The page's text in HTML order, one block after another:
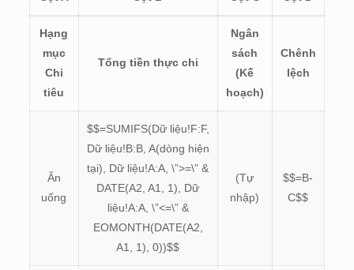
Hạng
mục
Chi
tiêu
Tổng tiền thực chi
Ngân
sách
(Kế
hoạch)
Chênh
lệch
Ăn
uống
$$=SUMIFS(Dữ liệu!F:F,
Dữ liệu!B:B, A(dòng hiện
tại), Dữ liệu!A:A, \”>=\” &
DATE(A2, A1, 1), Dữ
liệu!A:A, \”<=\” &
EOMONTH(DATE(A2,
A1, 1), 0))$$
(Tự
nhập)
$$=B-
C$$